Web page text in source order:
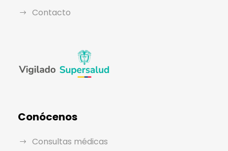
Contacto
Conócenos
Consultas médicas